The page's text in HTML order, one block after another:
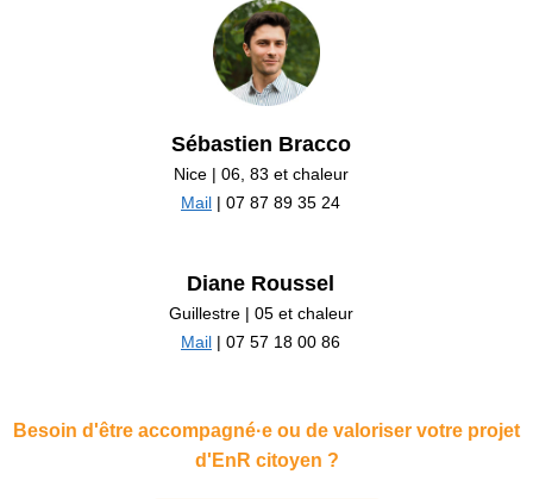
Sébastien Bracco
Nice | 06, 83 et chaleur
Mail | 07 87 89 35 24
Diane Roussel
Guillestre | 05 et chaleur
Mail | 07 57 18 00 86
Besoin d'être accompagné·e ou de valoriser votre projet
d'EnR citoyen ?